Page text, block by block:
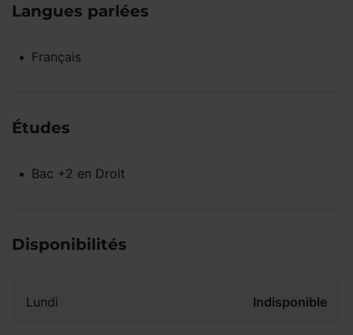
Langues parlées
Français
Études
Bac +2 en Droit
Disponibilités
Lundi Indisponible